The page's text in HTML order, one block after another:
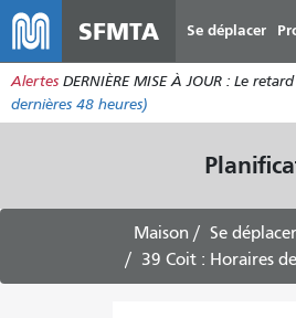
SFMTA Se déplacer
Alertes DERNIÈRE MISE À JOUR : Le
dernières 48 heures)
Maison Se déplacer
39 Coit : Horaires